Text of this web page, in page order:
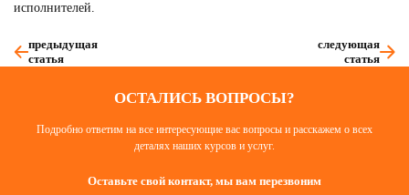
исполнителей.
предыдущая
статья
следующая
статья
ОСТАЛИСЬ ВОПРОСЫ?
Подробно ответим на все интересующие вас вопросы и расскажем о всех
деталях наших курсов и услуг.
Оставьте свой контакт, мы вам перезвоним